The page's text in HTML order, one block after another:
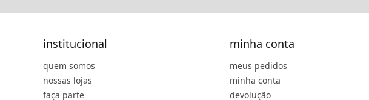
institucional
quem somos
nossas lojas
faça parte
minha conta
meus pedidos
minha conta
devolução